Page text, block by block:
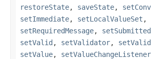
restoreState, saveState,
setImmediate, setLocalValueSet ,
setRequiredMessage,
setValid , setValidator,
setValue, setValueChangeListener